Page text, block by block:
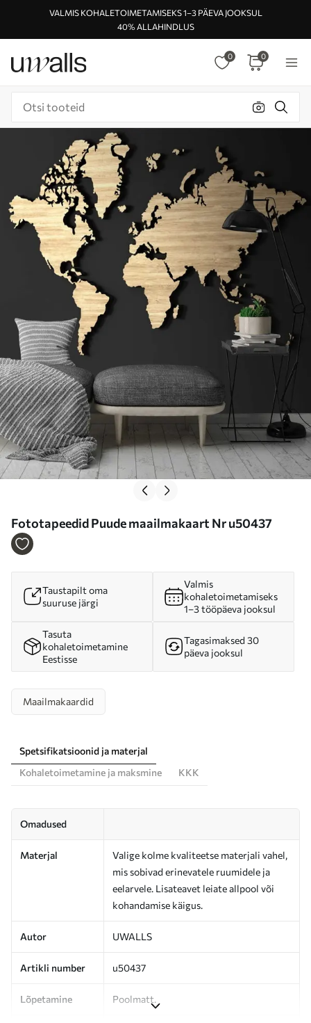
VALMIS KOHALETOIMETAMISEKS 1–3 PÄEVA JOOKSUL
40% ALLAHINDLUS
0 0
Fototapeedid Puude maailmakaart Nr u50437
Taustapilt oma
suuruse järgi
Valmis
kohaletoimetamiseks
1–3 tööpäeva jooksul
Tasuta
kohaletoimetamine
Eestisse
Tagasimaksed 30
päeva jooksul
Maailmakaardid
Spetsifikatsioonid ja materjal
Kohaletoimetamine ja maksmine
KKK
Omadused
Materjal
Valige kolme kvaliteetse materjali vahel,
mis sobivad erinevatele ruumidele ja
eelarvele. Lisateavet leiate allpool või
kohandamise käigus.
Autor UWALLS
Artikli number u50437
Lõpetamine Poolmatt.